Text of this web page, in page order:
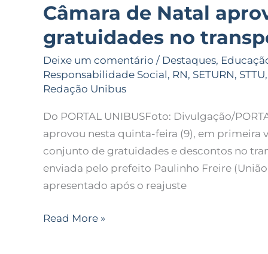
Câmara de Natal
gratuidades no
Deixe um comentário / Destaques,
Responsabilidade Social, RN, SETURN, STTU,
Redação Unibus
Do PORTAL UNIBUSFoto: Divulgação/
aprovou nesta quinta-feira (9), em primeira
conjunto de gratuidades e descontos no
enviada pelo prefeito Paulinho Freire
apresentado após o reajuste
Read More »